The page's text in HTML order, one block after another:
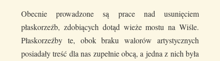
Obecnie prowadzone są prace nad usunięciem
płaskorzeźb, zdobiących dotąd wieże mostu na Wiśle.
Płaskorzeźby te, obok braku walorów artystycznych
posiadały treść dla nas zupełnie obcą, a jedna z nich była